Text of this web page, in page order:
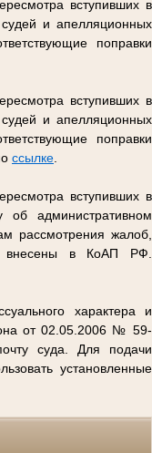
вступивших в
и апелляционных
поправки
вступивших в
и апелляционных
поправки
ссылке
вступивших в
об административном
рассмотрения жалоб,
внесены в КоАП РФ.
характера и
от 02.05.2006 № 59-
суда. Для подачи
установленные